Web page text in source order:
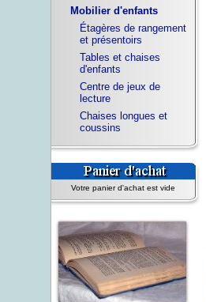
Mobilier d'enfants
Étagères de rangement
et présentoirs
Tables et chaises
d'enfants
Centre de jeux de
lecture
Chaises longues et
coussins
Votre panier d'achat est vide